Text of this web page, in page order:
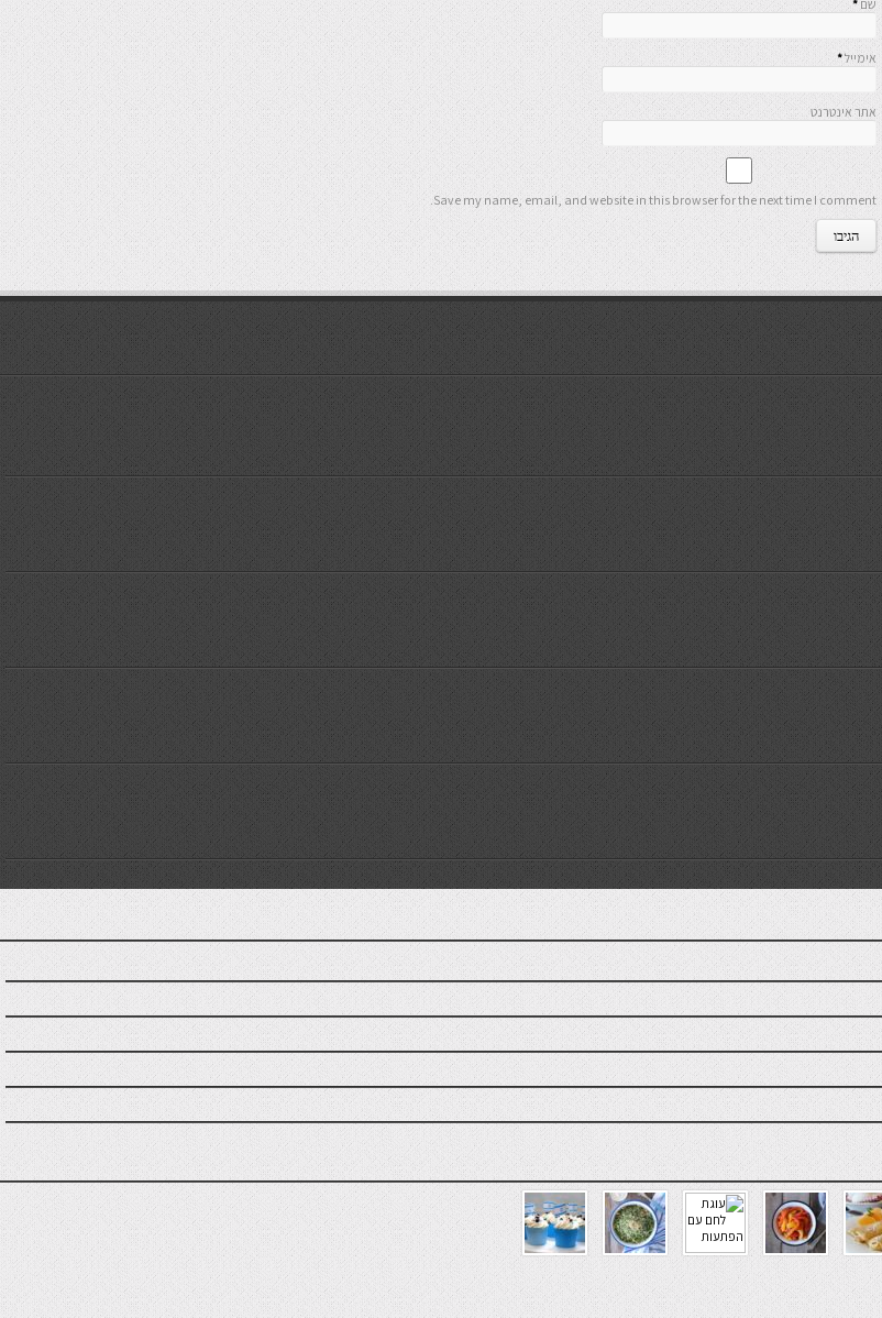
שם *
אימייל*
אתר אינטרנט
Save my name, email, and website in this browser for the next time I comment.